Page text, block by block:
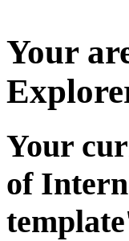
Your
Your
of